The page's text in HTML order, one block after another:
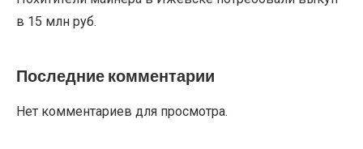
в 15 млн руб.
Последние комментарии
Нет комментариев для просмотра.